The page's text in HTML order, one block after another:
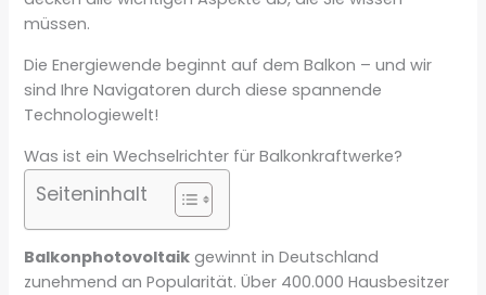
müssen.
Die Energiewende beginnt auf dem Balkon – und wir
sind Ihre Navigatoren durch diese spannende
Technologiewelt!
Was ist ein Wechselrichter für Balkonkraftwerke?
Seiteninhalt
Balkonphotovoltaik gewinnt in Deutschland
zunehmend an Popularität. Über 400.000 Hausbesitzer